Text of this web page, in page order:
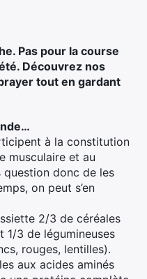
Pas pour la course
Découvrez nos
tout en gardant
à la constitution
musculaire et au
question donc de les
on peut s’en
2/3 de céréales
1/3 de légumineuses
rouges, lentilles).
aux acides aminés